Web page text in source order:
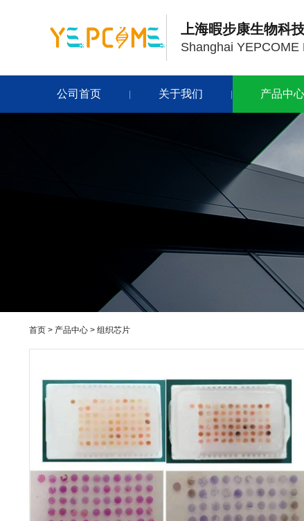
上海暇步康生物科
Shanghai YEPCOME
公司首页 | 关于我们 | 产品中心
首页 > 产品中心 > 组织芯片